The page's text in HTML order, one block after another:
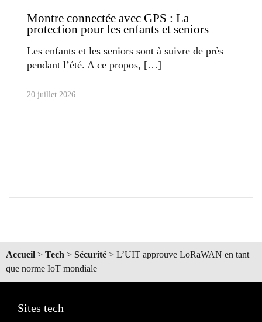
Montre connectée avec GPS : La
protection pour les enfants et seniors
Les enfants et les seniors sont à suivre de près
pendant l’été. A ce propos,
20 juillet 2026
Accueil > Tech > Sécurité > L’UIT approuve LoRaWAN en tant
que norme IoT mondiale
Sites tech